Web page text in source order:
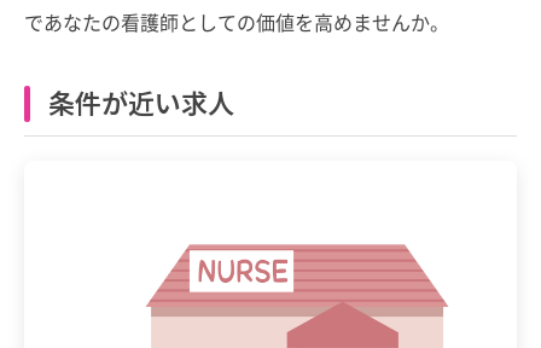
であなたの看護師としての価値を高めませんか。
条件が近い求人